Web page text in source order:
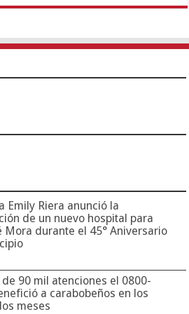
Emily Riera anunció la
de un nuevo hospital para
Mora durante el 45° Aniversario
de 90 mil atenciones el 0800-
a carabobeños en los
meses